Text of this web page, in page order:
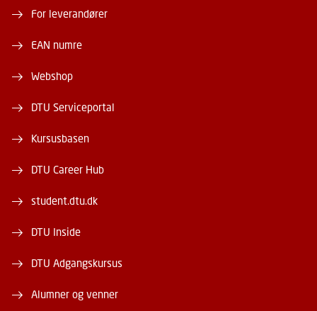
For leverandører
EAN numre
Webshop
DTU Serviceportal
Kursusbasen
DTU Career Hub
student.dtu.dk
DTU Inside
DTU Adgangskursus
Alumner og venner